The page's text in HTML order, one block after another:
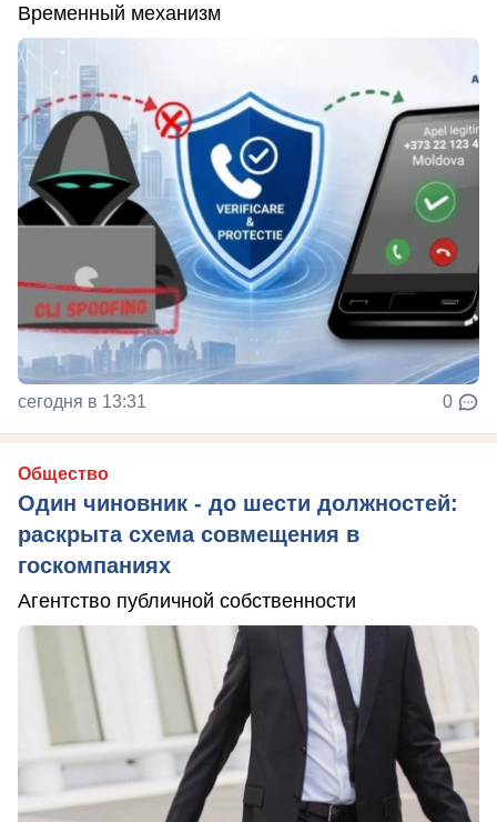
Временный механизм
сегодня в 13:31 0
Общество
Один чиновник - до шести должностей:
раскрыта схема совмещения в
госкомпаниях
Агентство публичной собственности